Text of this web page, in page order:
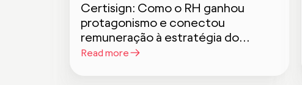
Certisign: Como o RH ganhou
protagonismo e conectou
remuneração à estratégia do
negócio
Read more